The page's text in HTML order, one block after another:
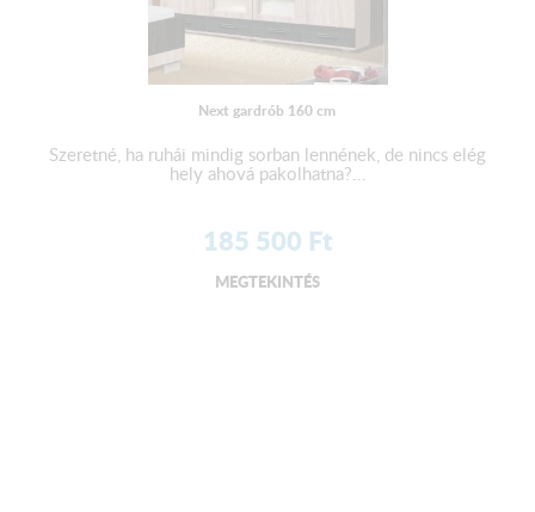
Next gardrób 160 cm
Szeretné, ha ruhái mindig sorban lennének, de nincs elég
hely ahová pakolhatna?...
185 500 Ft
MEGTEKINTÉS